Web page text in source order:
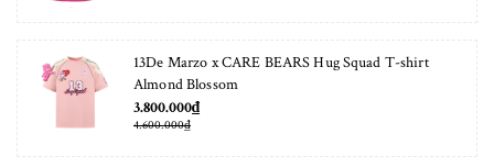
13De Marzo x CARE BEARS Hug Squad T-shirt
Almond Blossom
3.800.000₫
4.600.000₫